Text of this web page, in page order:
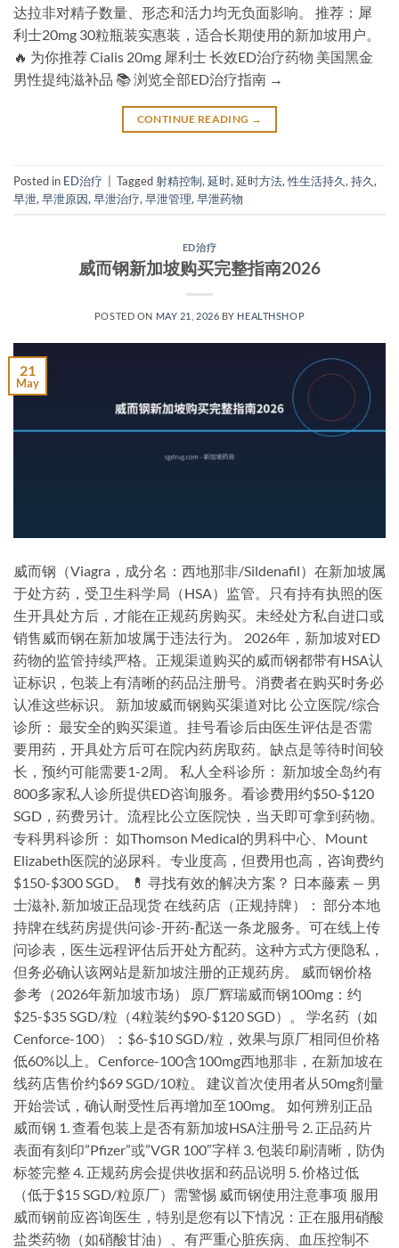
达拉非对精子数量、形态和活力均无负面影响。 推荐：犀
利士20mg 30粒瓶装实惠装，适合长期使用的新加坡用户。
🔥 为你推荐 Cialis 20mg 犀利士 长效ED治疗药物 美国黑金
男性提纯滋补品 📚 浏览全部ED治疗指南 →
CONTINUE READING →
Posted in ED治疗 | Tagged射精控制, 延时, 延时方法,性生活持久, 持久,
早泄, 早泄原因, 早泄治疗, 早泄管理, 早泄药物
ED治疗
威而钢新加坡购买完整指南2026
POSTED ON MAY 21, 2026 BY HEALTHSHOP
21
May
威而钢（Viagra，成分名：西地那非/Sildenafil）在新加坡属
于处方药，受卫生科学局（HSA）监管。只有持有执照的医
生开具处方后，才能在正规药房购买。未经处方私自进口或
销售威而钢在新加坡属于违法行为。 2026年，新加坡对ED
药物的监管持续严格。正规渠道购买的威而钢都带有HSA认
证标识，包装上有清晰的药品注册号。消费者在购买时务必
认准这些标识。 新加坡威而钢购买渠道对比 公立医院/综合
诊所： 最安全的购买渠道。挂号看诊后由医生评估是否需
要用药，开具处方后可在院内药房取药。缺点是等待时间较
长，预约可能需要1-2周。 私人全科诊所： 新加坡全岛约有
800多家私人诊所提供ED咨询服务。看诊费用约$50-$120
SGD，药费另计。流程比公立医院快，当天即可拿到药物。
专科男科诊所： 如Thomson Medical的男科中心、Mount
Elizabeth医院的泌尿科。专业度高，但费用也高，咨询费约
$150-$300 SGD。 💊 寻找有效的解决方案？ 日本藤素 — 男
士滋补, 新加坡正品现货 在线药店（正规持牌）： 部分本地
持牌在线药房提供问诊-开药-配送一条龙服务。可在线上传
问诊表，医生远程评估后开处方配药。这种方式方便隐私，
但务必确认该网站是新加坡注册的正规药房。 威而钢价格
参考（2026年新加坡市场） 原厂辉瑞威而钢100mg：约
$25-$35 SGD/粒（4粒装约$90-$120 SGD）。 学名药（如
Cenforce-100）：$6-$10 SGD/粒，效果与原厂相同但价格
低60%以上。Cenforce-100含100mg西地那非，在新加坡在
线药店售价约$69 SGD/10粒。 建议首次使用者从50mg剂量
开始尝试，确认耐受性后再增加至100mg。 如何辨别正品
威而钢 1. 查看包装上是否有新加坡HSA注册号 2. 正品药片
表面有刻印”Pfizer”或”VGR 100″字样 3. 包装印刷清晰，防伪
标签完整 4. 正规药房会提供收据和药品说明 5. 价格过低
（低于$15 SGD/粒原厂）需警惕 威而钢使用注意事项 服用
威而钢前应咨询医生，特别是您有以下情况：正在服用硝酸
盐类药物（如硝酸甘油）、有严重心脏疾病、血压控制不